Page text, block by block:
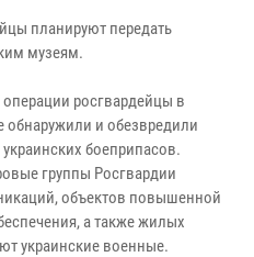
планируют передать
музеям.
росгвардейцы в
и обезвредили
боеприпасов.
группы Росгвардии
объектов повышенной
а также жилых
украинские военные.